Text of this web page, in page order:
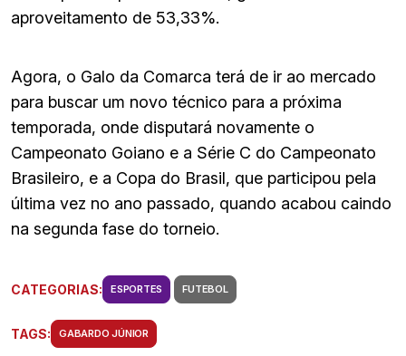
aproveitamento de 53,33%.
Agora, o Galo da Comarca terá de ir ao mercado
para buscar um novo técnico para a próxima
temporada, onde disputará novamente o
Campeonato Goiano e a Série C do Campeonato
Brasileiro, e a Copa do Brasil, que participou pela
última vez no ano passado, quando acabou caindo
na segunda fase do torneio.
CATEGORIAS: ESPORTES FUTEBOL
TAGS: GABARDO JÚNIOR